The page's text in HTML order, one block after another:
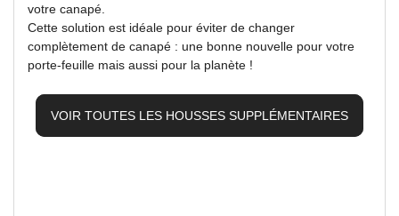
votre canapé.
Cette solution est idéale pour éviter de changer
complètement de canapé : une bonne nouvelle pour votre
porte-feuille mais aussi pour la planète !
VOIR TOUTES LES HOUSSES SUPPLÉMENTAIRES